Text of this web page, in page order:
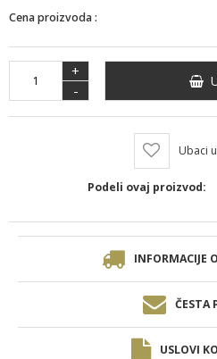
Cena proizvoda :
+
-
Ubaci
Podeli ovaj proizvod:
INFORMACIJE
ČESTA
USLOVI